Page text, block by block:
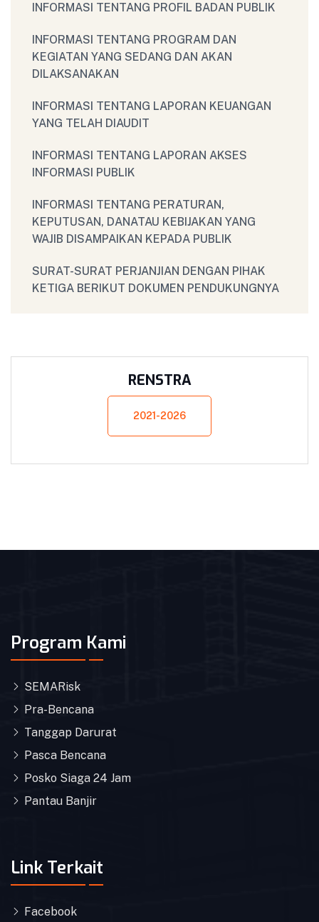
INFORMASI TENTANG PROFIL BADAN PUBLIK
INFORMASI TENTANG PROGRAM DAN
KEGIATAN YANG SEDANG DAN AKAN
DILAKSANAKAN
INFORMASI TENTANG LAPORAN KEUANGAN
YANG TELAH DIAUDIT
INFORMASI TENTANG LAPORAN AKSES
INFORMASI PUBLIK
INFORMASI TENTANG PERATURAN,
KEPUTUSAN, DANATAU KEBIJAKAN YANG
WAJIB DISAMPAIKAN KEPADA PUBLIK
SURAT-SURAT PERJANJIAN DENGAN PIHAK
KETIGA BERIKUT DOKUMEN PENDUKUNGNYA
RENSTRA
2021-2026
Program Kami
SEMARisk
Pra-Bencana
Tanggap Darurat
Pasca Bencana
Posko Siaga 24 Jam
Pantau Banjir
Link Terkait
Facebook